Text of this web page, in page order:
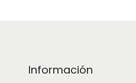
Información